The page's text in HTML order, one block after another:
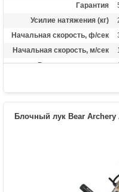
Гарантия
Усилие натяжения (кг)
Начальная скорость, ф/сек
Начальная скорость, м/сек
Рекомендуется для
Длина растяжки
Блочный лук Bear Archery